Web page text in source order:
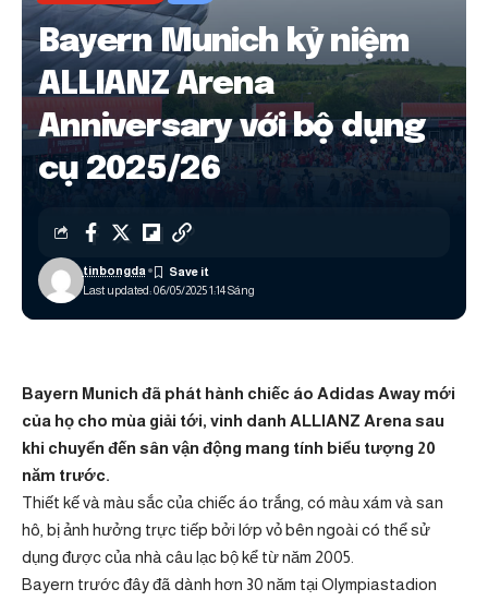
Bayern Munich kỷ niệm
ALLIANZ Arena
Anniversary với bộ dụng
cụ 2025/26
Last updated: 06/05/2025 1:14 Sáng
tinbongda
Bayern Munich đã phát hành chiếc áo Adidas Away mới
của họ cho mùa giải tới, vinh danh ALLIANZ Arena sau
khi chuyển đến sân vận động mang tính biểu tượng 20
năm trước.
Thiết kế và màu sắc của chiếc áo trắng, có màu xám và san
hô, bị ảnh hưởng trực tiếp bởi lớp vỏ bên ngoài có thể sử
dụng được của nhà câu lạc bộ kể từ năm 2005.
Bayern trước đây đã dành hơn 30 năm tại Olympiastadion